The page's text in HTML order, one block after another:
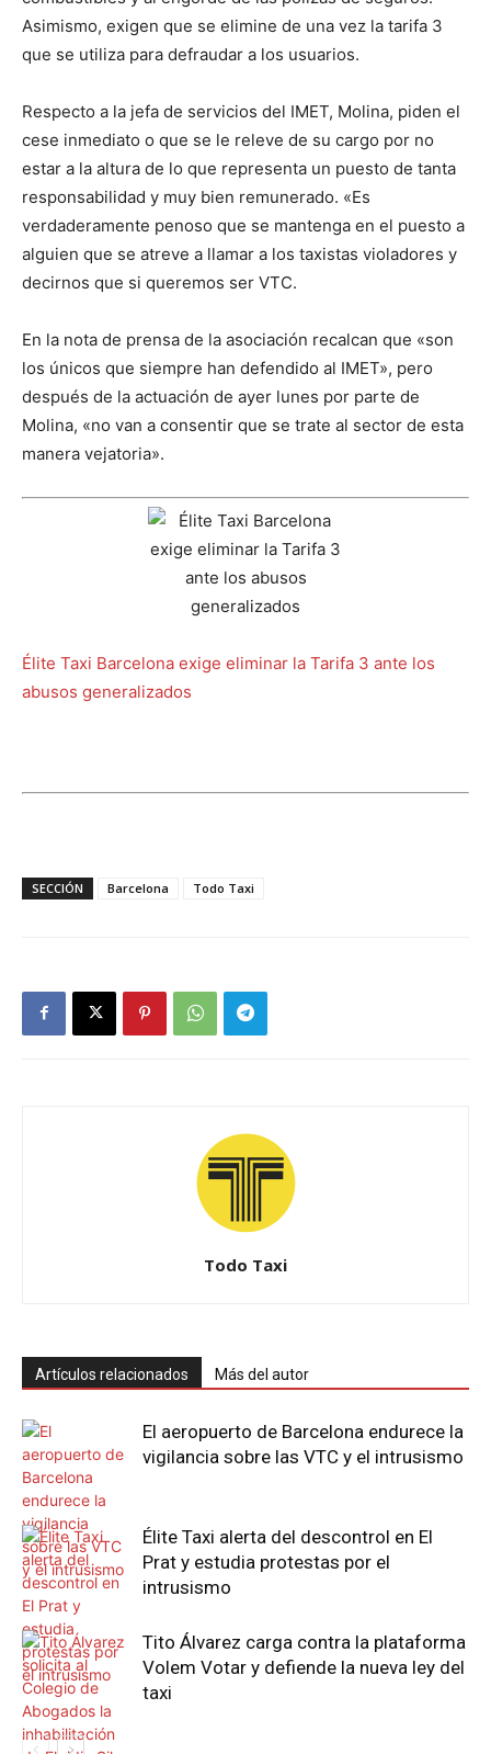
Asimismo, exigen que se elimine de una vez la tarifa 3
que se utiliza para defraudar a los usuarios.
Respecto a la jefa de servicios del IMET, Molina, piden el
cese inmediato o que se le releve de su cargo por no
estar a la altura de lo que representa un puesto de tanta
responsabilidad y muy bien remunerado. «Es
verdaderamente penoso que se mantenga en el puesto a
alguien que se atreve a llamar a los taxistas violadores y
decirnos que si queremos ser VTC.
En la nota de prensa de la asociación recalcan que «son
los únicos que siempre han defendido al IMET», pero
después de la actuación de ayer lunes por parte de
Molina, «no van a consentir que se trate al sector de esta
manera vejatoria».
Élite Taxi Barcelona exige eliminar la Tarifa 3 ante los
abusos generalizados
SECCIÓN Barcelona Todo Taxi
Todo Taxi
Artículos relacionados Más del autor
El aeropuerto de Barcelona endurece la
vigilancia sobre las VTC y el intrusismo
Élite Taxi alerta del descontrol en El
Prat y estudia protestas por el
intrusismo
Tito Álvarez carga contra la plataforma
Volem Votar y defiende la nueva ley del
taxi